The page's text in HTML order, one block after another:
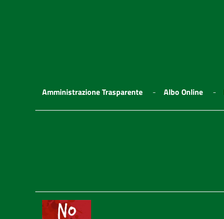
Amministrazione Trasparente Albo Online